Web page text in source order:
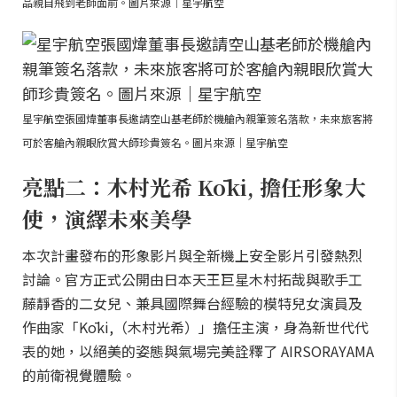
星宇航空張國煒董事長邀請空山基老師於機艙內親筆簽名落款，未來旅客將
可於客艙內親眼欣賞大師珍貴簽名。圖片來源｜星宇航空
亮點二：木村光希 Kōki, 擔任形象大
使，演繹未來美學
本次計畫發布的形象影片與全新機上安全影片引發熱烈
討論。官方正式公開由日本天王巨星木村拓哉與歌手工
藤靜香的二女兒、兼具國際舞台經驗的模特兒女演員及
作曲家「Kōki,（木村光希）」擔任主演，身為新世代代
表的她，以絕美的姿態與氣場完美詮釋了 AIRSORAYAMA
的前衛視覺體驗。